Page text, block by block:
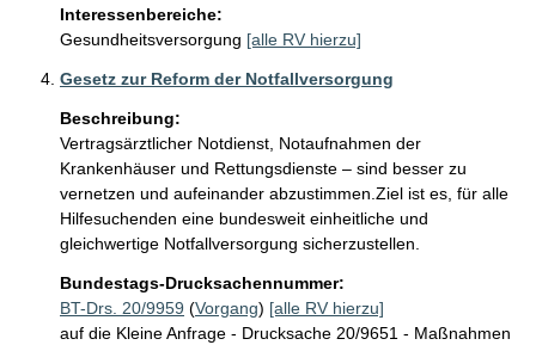
Interessenbereiche:
Gesundheitsversorgung [alle RV hierzu]
Gesetz zur Reform der Notfallversorgung
Beschreibung:
Vertragsärztlicher Notdienst, Notaufnahmen der
Krankenhäuser und Rettungsdienste – sind besser zu
vernetzen und aufeinander abzustimmen.Ziel ist es, für alle
Hilfesuchenden eine bundesweit einheitliche und
gleichwertige Notfallversorgung sicherzustellen.
Bundestags-Drucksachennummer:
BT-Drs. 20/9959 (Vorgang) [alle RV hierzu]
auf die Kleine Anfrage - Drucksache 20/9651 - Maßnahmen